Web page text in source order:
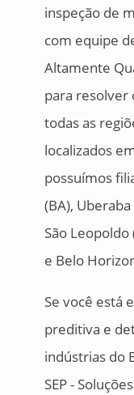
inspeção de
com equipe
Altamente
para resolver
todas as
localizados
possuímos
(BA), Uberaba
São Leopoldo
e Belo
Se você está
preditiva e
indústrias do
SEP -